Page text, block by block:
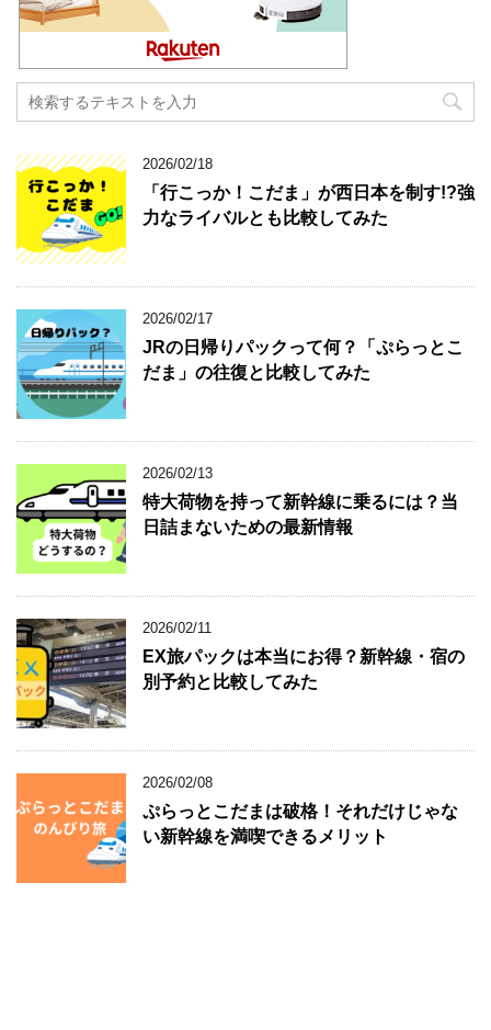
2026/02/18
「行こっか！こだま」が西日本を制す!?強
力なライバルとも比較してみた
2026/02/17
JRの日帰りパックって何？「ぷらっとこ
だま」の往復と比較してみた
2026/02/13
特大荷物を持って新幹線に乗るには？当
日詰まないための最新情報
2026/02/11
EX旅パックは本当にお得？新幹線・宿の
別予約と比較してみた
2026/02/08
ぷらっとこだまは破格！それだけじゃな
い新幹線を満喫できるメリット